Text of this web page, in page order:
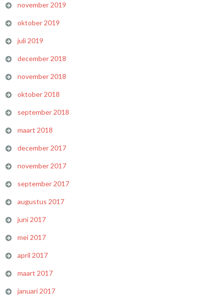
november 2019
oktober 2019
juli 2019
december 2018
november 2018
oktober 2018
september 2018
maart 2018
december 2017
november 2017
september 2017
augustus 2017
juni 2017
mei 2017
april 2017
maart 2017
januari 2017